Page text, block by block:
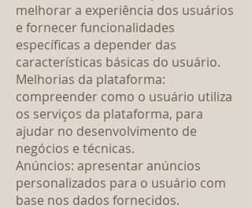
melhorar a experiência dos usuários
e fornecer funcionalidades
específicas a depender das
características básicas do usuário.
Melhorias da plataforma:
compreender como o usuário utiliza
os serviços da plataforma, para
ajudar no desenvolvimento de
negócios e técnicas.
Anúncios: apresentar anúncios
personalizados para o usuário com
base nos dados fornecidos.